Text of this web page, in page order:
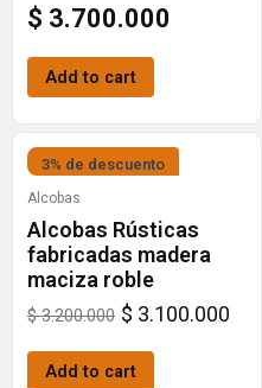
$ 3.700.000
Add to cart
3% de descuento
Alcobas
Alcobas Rústicas
fabricadas madera
maciza roble
$3.200.000
Original
was:
$ 3.200.000.
$ 3.100.000
$
Add to cart